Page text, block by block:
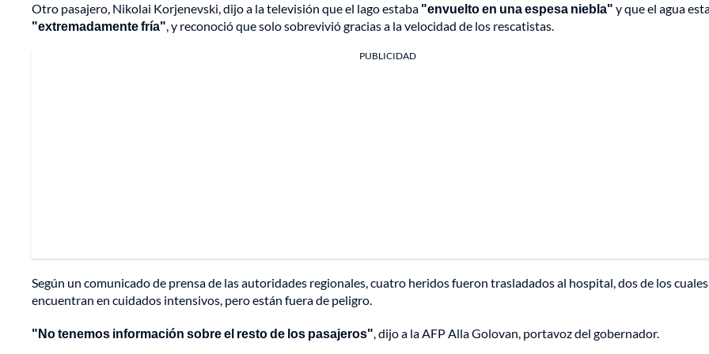
Otro pasajero, Nikolai Korjenevski, dijo a la televisión que el lago estaba "envuelto en una espesa niebla" y que el agua
"extremadamente fría", y reconoció que solo sobrevivió gracias a la velocidad de los rescatistas.
PUBLICIDAD
Según un comunicado de prensa de las autoridades regionales, cuatro heridos fueron trasladados al hospital, dos de los
encuentran en cuidados intensivos, pero están fuera de peligro.
"No tenemos información sobre el restode los pasajeros", dijo a la AFP Alla Golovan, portavoz del gobernador.